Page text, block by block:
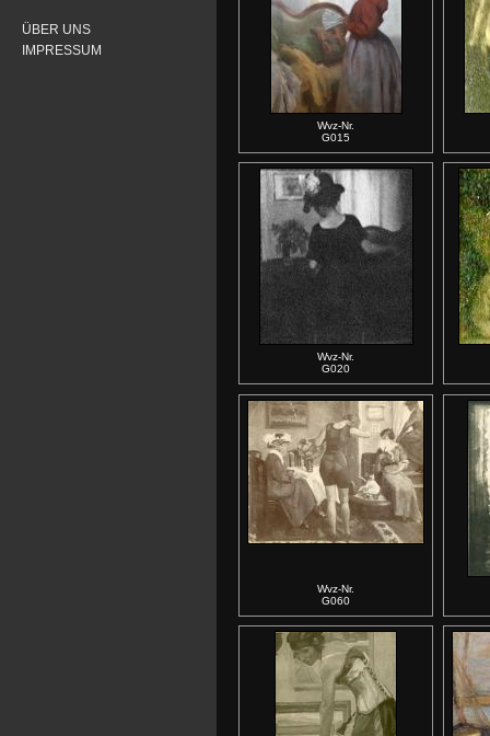
ÜBER UNS
IMPRESSUM
Wvz-Nr.
G015
Wvz-Nr.
G020
Wvz-Nr.
G060